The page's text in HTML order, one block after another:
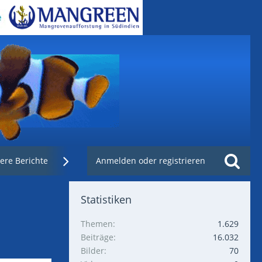
Berichte Weblinks Nachzuchtenregister.de
Anmelden oder registrieren
Statistiken
Themen
1.629
Beiträge
16.032
Bilder
70